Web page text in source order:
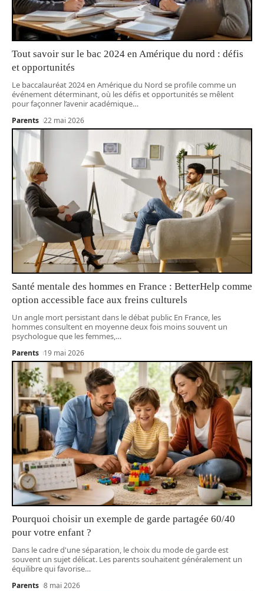
Tout savoir sur le bac 2024 en Amérique du nord : défis
et opportunités
Le baccalauréat 2024 en Amérique du Nord se profile comme un
événement déterminant, où les défis et opportunités se mêlent
pour façonner l’avenir académique…
Parents 22 mai 2026
Santé mentale des hommes en France : BetterHelp comme
option accessible face aux freins culturels
Un angle mort persistant dans le débat public En France, les
hommes consultent en moyenne deux fois moins souvent un
psychologue que les femmes,…
Parents 19 mai 2026
Pourquoi choisir un exemple de garde partagée 60/40
pour votre enfant ?
Dans le cadre d'une séparation, le choix du mode de garde est
souvent un sujet délicat. Les parents souhaitent généralement un
équilibre qui favorise…
Parents 8 mai 2026